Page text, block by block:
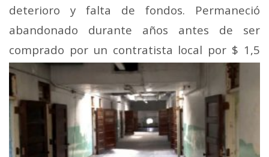
deterioro y falta de fondos. Permaneció
abandonado durante años antes de ser
comprado por un contratista local por $ 1,5